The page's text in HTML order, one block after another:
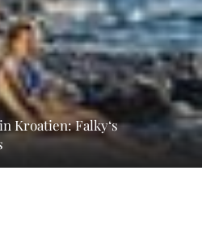
Kroatien: Falky‘s